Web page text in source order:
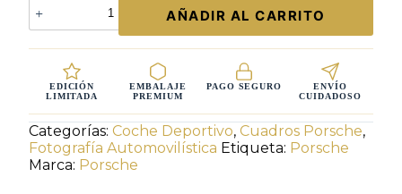
Mural
911
Capó
Abierto
–
Entre
Fotografía
y
AÑADIR AL CARRITO
EDICIÓN
LIMITADA
EMBALAJE
PREMIUM
PAGO SEGURO
ENVÍO
CUIDADOSO
Categorías: Coche Deportivo, Cuadros Porsche,
Fotografía Automovilística Etiqueta: Porsche
Marca: Porsche